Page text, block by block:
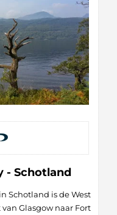
- Schotland
Schotland is de West
Glasgow naar Fort